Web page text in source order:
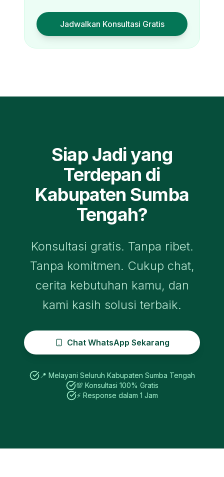
Jadwalkan Konsultasi Gratis
Siap Jadi yang
Terdepan di
Kabupaten Sumba
Tengah?
Konsultasi gratis. Tanpa ribet.
Tanpa komitmen. Cukup chat,
cerita kebutuhan kamu, dan
kami kasih solusi terbaik.
Chat WhatsApp Sekarang
📍 Melayani Seluruh Kabupaten Sumba Tengah
💯 Konsultasi 100% Gratis
⚡ Response dalam 1 Jam